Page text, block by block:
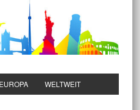
EUROPA WELTWEIT